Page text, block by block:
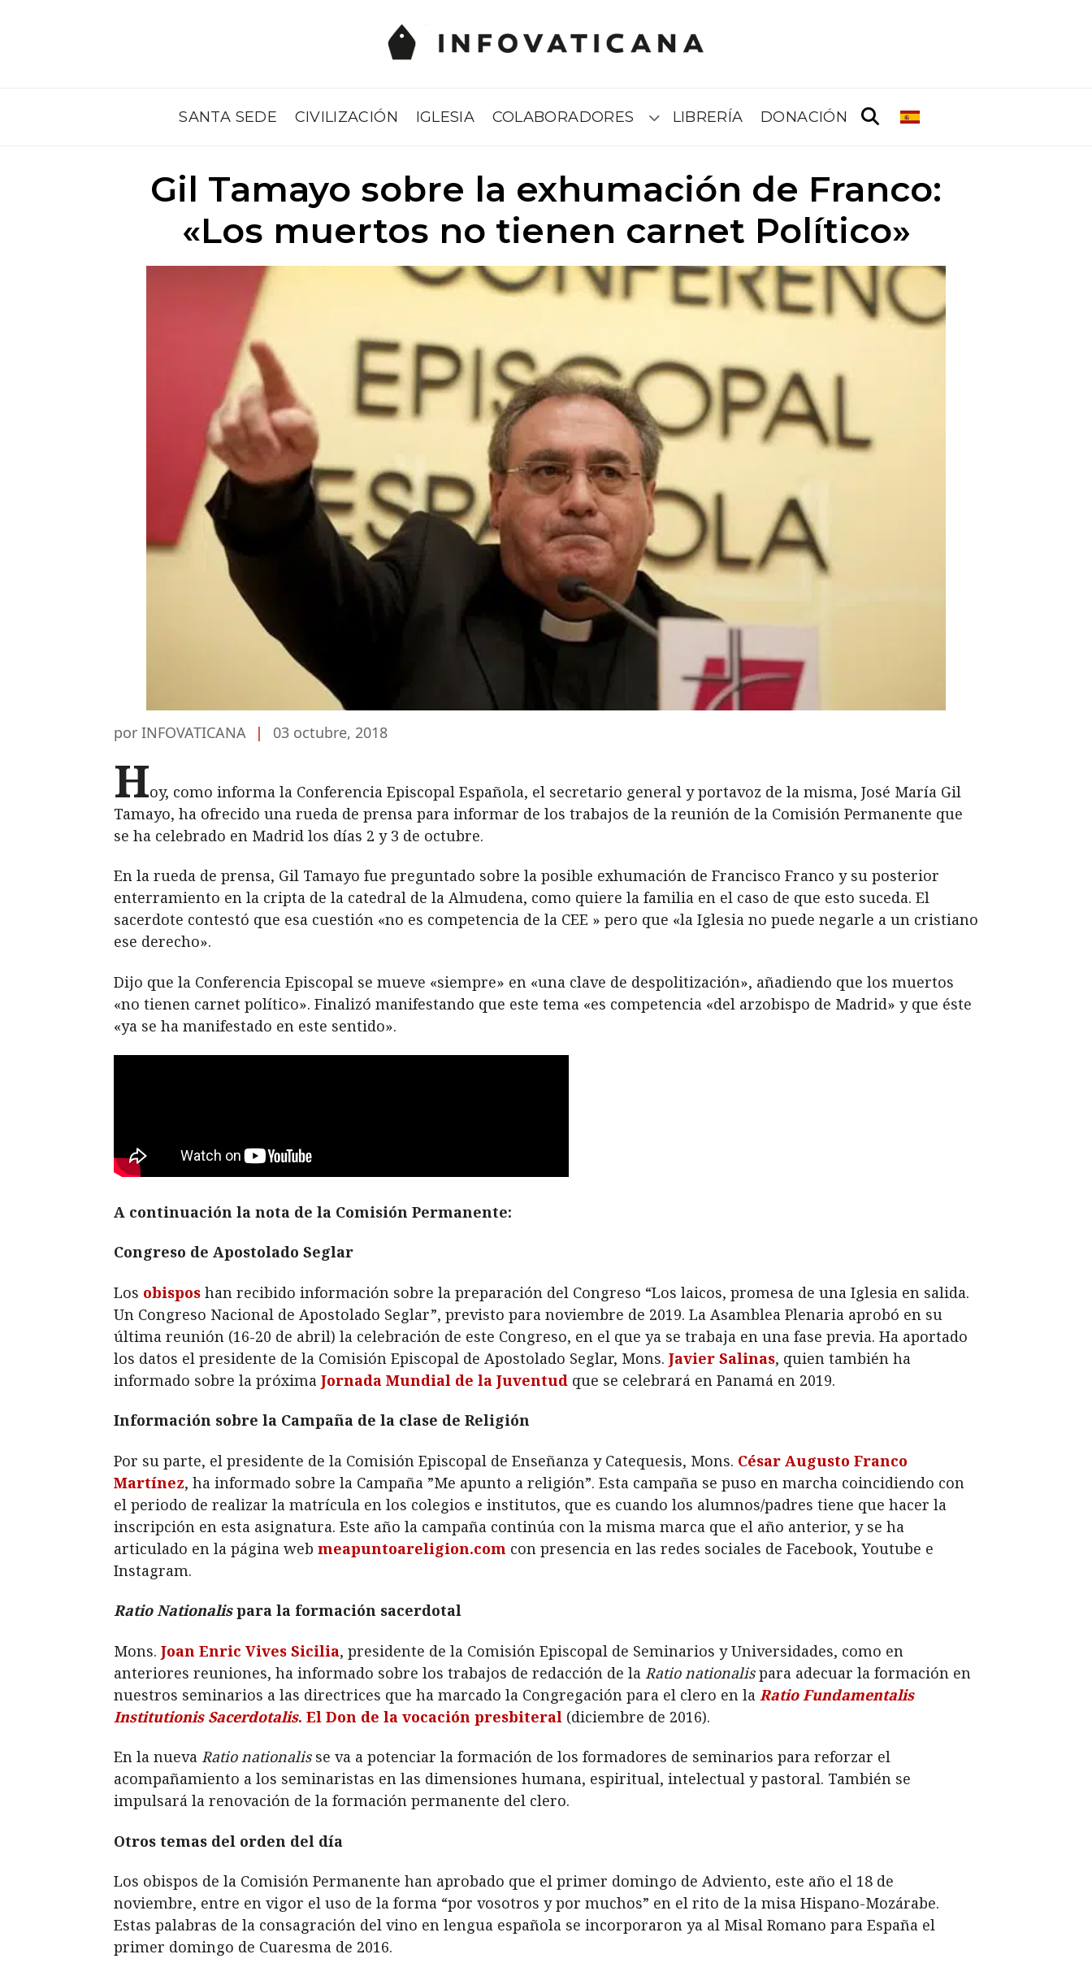
SANTA SEDE CIVILIZACIÓN IGLESIA COLABORADORES Submenú
LIBRERÍA DONACIÓN
Gil Tamayo sobre la exhumación de Franco:
«Los muertos no tienen carnet Político»
por INFOVATICANA | 03 octubre, 2018
Hoy, como informa la Conferencia Episcopal Española, el secretario general y portavoz de la misma, José María Gil
Tamayo, ha ofrecido una rueda de prensa para informar de los trabajos de la reunión de la Comisión Permanente que
se ha celebrado en Madrid los días 2 y 3 de octubre.
En la rueda de prensa, Gil Tamayo fue preguntado sobre la posible exhumación de Francisco Franco y su posterior
enterramiento en la cripta de la catedral de la Almudena, como quiere la familia en el caso de que esto suceda. El
sacerdote contestó que esa cuestión «no es competencia de la CEE » pero que «la Iglesia no puede negarle a un cristiano
ese derecho».
Dijo que la Conferencia Episcopal se mueve «siempre» en «una clave de despolitización», añadiendo que los muertos
«no tienen carnet político». Finalizó manifestando que este tema «es competencia «del arzobispo de Madrid» y que éste
«ya se ha manifestado en este sentido».
A continuación la nota de la Comisión Permanente:
Congreso de Apostolado Seglar
Los obispos han recibido información sobre la preparación del Congreso “Los laicos, promesa de una Iglesia en salida.
Un Congreso Nacional de Apostolado Seglar”, previsto para noviembre de 2019. La Asamblea Plenaria aprobó en su
última reunión (16-20 de abril) la celebración de este Congreso, en el que ya se trabaja en una fase previa. Ha aportado
los datos el presidente de la Comisión Episcopal de Apostolado Seglar, Mons. Javier Salinas, quien también ha
informado sobre la próxima Jornada Mundial de la Juventud que se celebrará en Panamá en 2019.
Información sobre la Campaña de la clase de Religión
Por su parte, el presidente de la Comisión Episcopal de Enseñanza y Catequesis, Mons. César Augusto Franco
Martínez, ha informado sobre la Campaña ”Me apunto a religión”. Esta campaña se puso en marcha coincidiendo con
el periodo de realizar la matrícula en los colegios e institutos, que es cuando los alumnos/padres tiene que hacer la
inscripción en esta asignatura. Este año la campaña continúa con la misma marca que el año anterior, y se ha
articulado en la página web meapuntoareligion.com con presencia en las redes sociales de Facebook, Youtube e
Instagram.
Ratio Nationalispara la formación sacerdotal
Mons. Joan Enric Vives Sicilia, presidente de la Comisión Episcopal de Seminarios y Universidades, como en
anteriores reuniones, ha informado sobre los trabajos de redacción de la Ratio nationalispara adecuar la formación en
nuestros seminarios a las directrices que ha marcado la Congregación para el clero en la Ratio Fundamentalis
Institutionis Sacerdotalis. El Don de la vocación presbiteral (diciembre de 2016).
En la nueva Ratio nationalisse va a potenciar la formación de los formadores de seminarios para reforzar el
acompañamiento a los seminaristas en las dimensiones humana, espiritual, intelectual y pastoral. También se
impulsará la renovación de la formación permanente del clero.
Otros temas del orden del día
Los obispos de la Comisión Permanente han aprobado que el primer domingo de Adviento, este año el 18 de
noviembre, entre en vigor el uso de la forma “por vosotros y por muchos” en el rito de la misa Hispano-Mozárabe.
Estas palabras de la consagración del vino en lengua española se incorporaron ya al Misal Romano para España el
primer domingo de Cuaresma de 2016.